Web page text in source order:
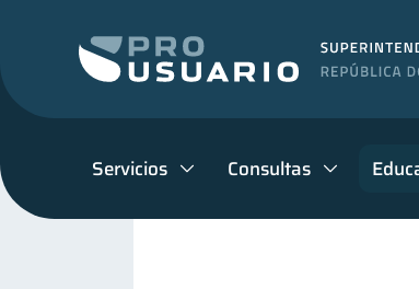
Servicios Consultas